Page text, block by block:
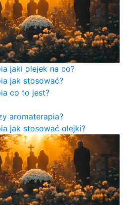
jaki olejek na co?
jak stosować?
co to jest?
aromaterapia?
jak stosować olejki?